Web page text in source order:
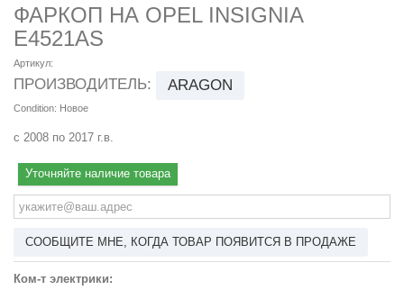
ФАРКОП НА OPEL INSIGNIA
E4521AS
Артикул:
ПРОИЗВОДИТЕЛЬ: ARAGON
Condition: Новое
с 2008 по 2017 г.в.
Уточняйте наличие товара
СООБЩИТЕ МНЕ, КОГДА ТОВАР ПОЯВИТСЯ В ПРОДАЖЕ
Ком-т электрики: